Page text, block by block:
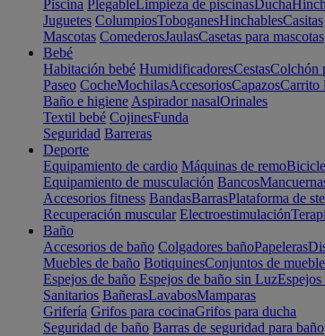
Piscina PlegableLimpieza de piscinasDucha
Juguetes ColumpiosToboganesHinchablesCasitas
Mascotas ComederosJaulasCasetas para mascotas
Bebé
Habitación bebé HumidificadoresCestasColchón
Paseo CocheMochilasAccesoriosCapazosCarrito
Baño e higiene Aspirador nasalOrinales
Textil bebé CojinesFunda
Seguridad Barreras
Deporte
Equipamiento de cardio Máquinas de remo
Equipamiento de musculación Bancos
Accesorios fitness BandasBarrasPlataforma de
Recuperación muscular Electroestimulación
Baño
Accesorios de baño Colgadores bañoPapeleras
Muebles de baño BotiquinesConjuntos de
Espejos de baño Espejos de baño sin Luz
Sanitarios BañerasLavabosMamparas
Grifería Grifos para cocinaGrifos para ducha
Seguridad de baño Barras de seguridad para baño